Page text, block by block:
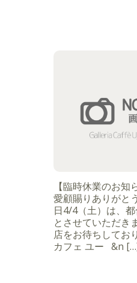
【臨時休業のお
愛顧賜りありがと
日4/4（土）は、
とさせていただき
店をお待ちしてお
カフェ ユー &n